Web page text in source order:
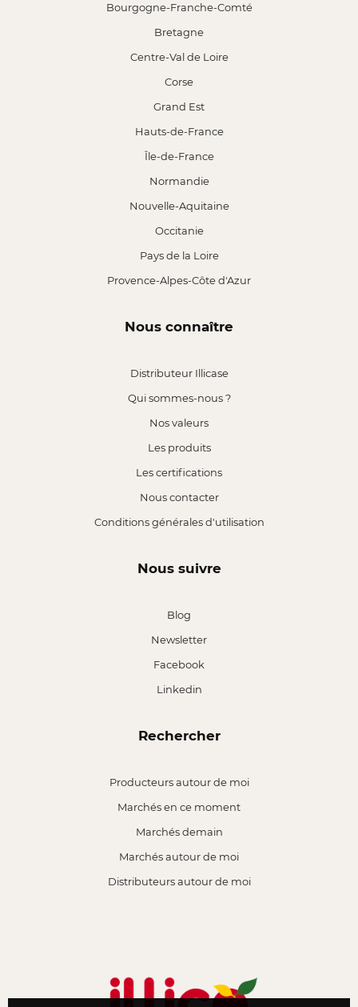
Bourgogne-Franche-Comté
Bretagne
Centre-Val de Loire
Corse
Grand Est
Hauts-de-France
Île-de-France
Normandie
Nouvelle-Aquitaine
Occitanie
Pays de la Loire
Provence-Alpes-Côte d'Azur
Nous connaître
Distributeur Illicase
Qui sommes-nous ?
Nos valeurs
Les produits
Les certifications
Nous contacter
Conditions générales d'utilisation
Nous suivre
Blog
Newsletter
Facebook
Linkedin
Rechercher
Producteurs autour de moi
Marchés en ce moment
Marchés demain
Marchés autour de moi
Distributeurs autour de moi